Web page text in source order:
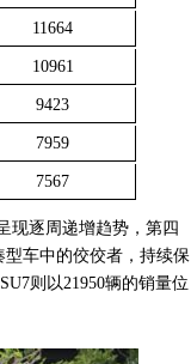
11664
10961
9423
7959
7567
现逐周递增趋势，第四
型车中的佼佼者，持续保
则以21950辆的销量位